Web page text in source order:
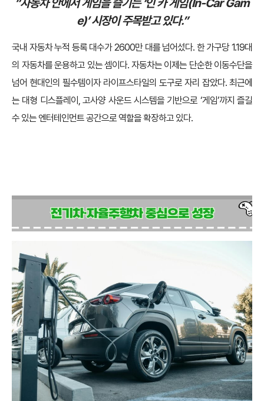
“자동차 안에서 게임을 즐기는 ‘인 카 게임(In-Car Gam
e)’ 시장이 주목받고 있다.”
국내 자동차 누적 등록 대수가 2600만 대를 넘어섰다. 한 가구당 1.19대
의 자동차를 운용하고 있는 셈이다. 자동차는 이제는 단순한 이동수단을
넘어 현대인의 필수템이자 라이프스타일의 도구로 자리 잡았다. 최근에
는 대형 디스플레이, 고사양 사운드 시스템을 기반으로 ‘게임’까지 즐길
수 있는 엔터테인먼트 공간으로 역할을 확장하고 있다.